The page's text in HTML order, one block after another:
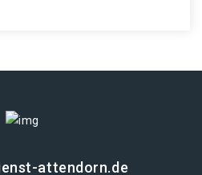
attendorn.de